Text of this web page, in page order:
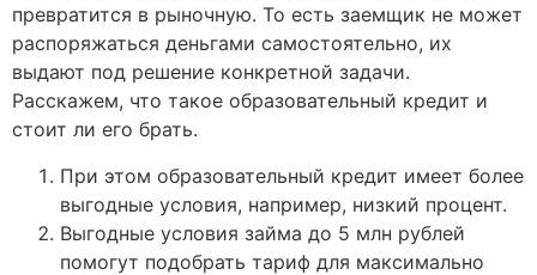
превратится в рыночную. То есть заемщик не может
распоряжаться деньгами самостоятельно, их
выдают под решение конкретной задачи.
Расскажем, что такое образовательный кредит и
стоит ли его брать.
При этом образовательный кредит имеет более
выгодные условия, например, низкий процент.
Выгодные условия займа до 5 млн рублей
помогут подобрать тариф для максимально